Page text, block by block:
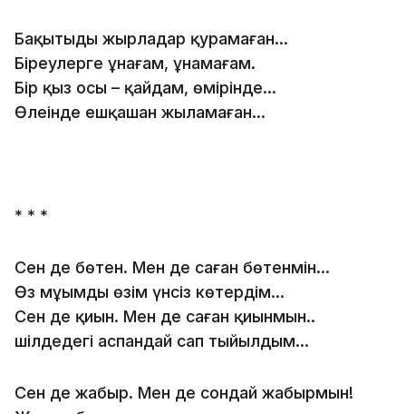
Бақытыңды жырлаңдар қурамаған…
Біреулерге ұнағам, ұнамағам.
Бір қыз осы – қайдам, өмірінде…
Өлеңінде ешқашан жыламаған…
* * *
Сен де бөтен. Мен де саған бөтенмін…
Өз мұңымды өзім үнсіз көтердім…
Сен де қиын. Мен де саған қиынмын..
шілдедегі аспандай сап тыйылдым…
Сен де жаңбыр. Мен де сондай жаңбырмын!